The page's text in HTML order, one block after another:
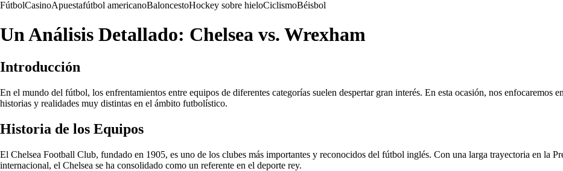
FútbolCasinoApuestafútbol americanoBaloncestoHockey sobre hieloCiclismoBéisbol
Un Análisis Detallado: Chelsea vs. Wrexham
Introducción
En el mundo del fútbol, los enfrentamientos entre equipos de diferentes categorías suelen despertar gran interés. En esta ocasión, nos enfocaremos
historias y realidades muy distintas en el ámbito futbolístico.
Historia de los Equipos
El Chelsea Football Club, fundado en 1905, es uno de los clubes más importantes y reconocidos del fútbol inglés. Con una larga trayectoria en la
internacional, el Chelsea se ha consolidado como un referente en el deporte rey.